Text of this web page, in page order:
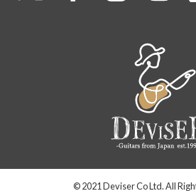
© 2021 Deviser Co Ltd. All